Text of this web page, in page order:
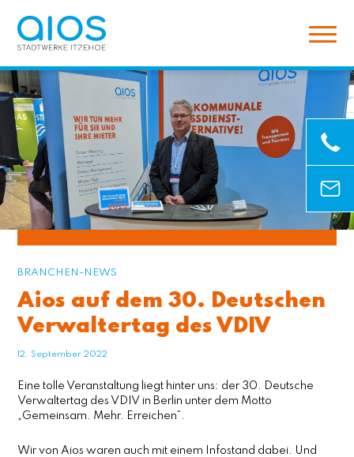
BRANCHEN-NEWS
Aios auf dem 30. Deutschen
Verwaltertag des VDIV
12. September 2022
Eine tolle Veranstaltung liegt hinter uns: der 30. Deutsche
Verwaltertag des VDIV in Berlin unter dem Motto
„Gemeinsam. Mehr. Erreichen“.
Wir von Aios waren auch mit einem Infostand dabei. Und